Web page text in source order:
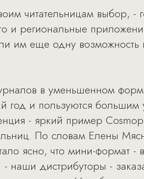
читательницам выбор,
и региональные
им еще одну возможность
в уменьшенном
год и пользуются
- яркий пример
По словам Елены
ясно, что мини-формат
наши дистрибуторы -